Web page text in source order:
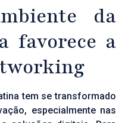
da
favorece a
tem se transformado
especialmente nas